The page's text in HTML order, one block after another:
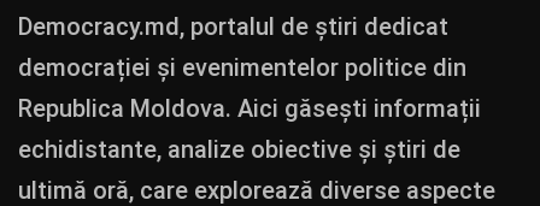
Democracy.md, portalul de știri dedicat
democrației și evenimentelor politice din
Republica Moldova. Aici găsești informații
echidistante, analize obiective și știri de
ultimă oră, care explorează diverse aspecte